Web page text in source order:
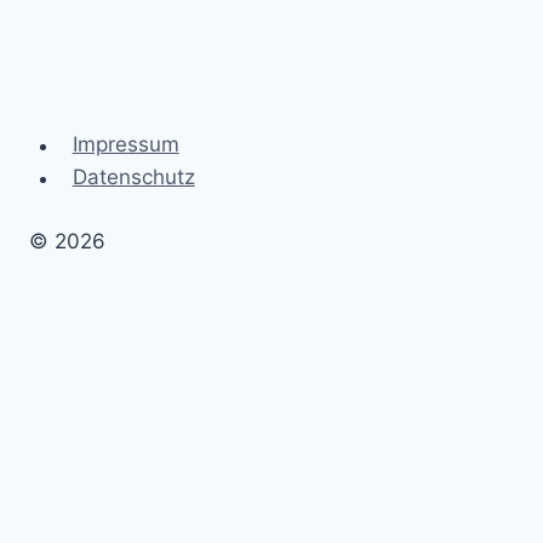
Impressum
Datenschutz
© 2026